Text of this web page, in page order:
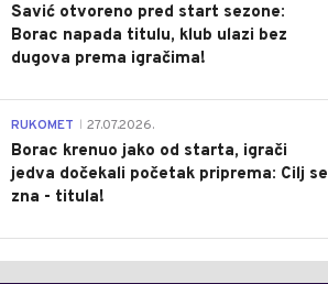
Savić otvoreno pred start sezone:
Borac napada titulu, klub ulazi bez
dugova prema igračima!
RUKOMET 27.07.2026.
Borac krenuo jako od starta, igrači
jedva dočekali početak priprema: Cilj se
zna - titula!